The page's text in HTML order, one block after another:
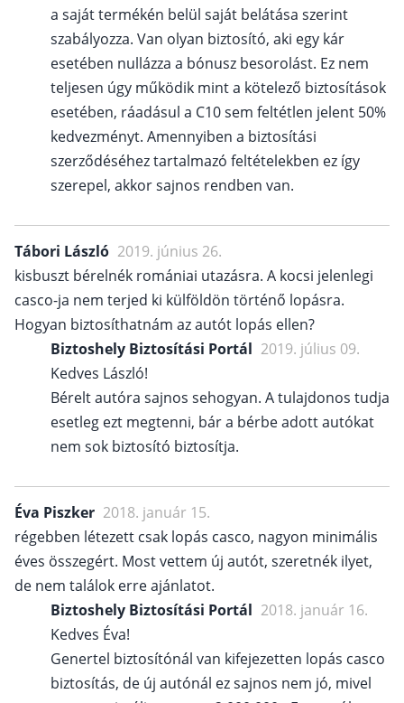
a saját termékén belül saját belátása szerint
szabályozza. Van olyan biztosító, aki egy kár
esetében nullázza a bónusz besorolást. Ez nem
teljesen úgy működik mint a kötelező biztosítások
esetében, ráadásul a C10 sem feltétlen jelent 50%
kedvezményt. Amennyiben a biztosítási
szerződéséhez tartalmazó feltételekben ez így
szerepel, akkor sajnos rendben van.
Tábori László 2019. június 26.
kisbuszt bérelnék romániai utazásra. A kocsi jelenlegi
casco-ja nem terjed ki külföldön történő lopásra.
Hogyan biztosíthatnám az autót lopás ellen?
Biztoshely Biztosítási Portál 2019. július 09.
Kedves László!
Bérelt autóra sajnos sehogyan. A tulajdonos tudja
esetleg ezt megtenni, bár a bérbe adott autókat
nem sok biztosító biztosítja.
Éva Piszker 2018. január 15.
régebben létezett csak lopás casco, nagyon minimális
éves összegért. Most vettem új autót, szeretnék ilyet,
de nem találok erre ajánlatot.
Biztoshely Biztosítási Portál 2018. január 16.
Kedves Éva!
Genertel biztosítónál van kifejezetten lopás casco
biztosítás, de új autónál ez sajnos nem jó, mivel